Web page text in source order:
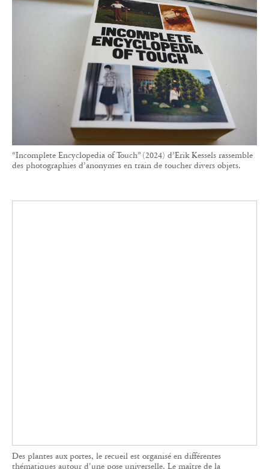
“Incomplete Encyclopedia of Touch” (2024) d’Erik Kessels rassemble
des photographies d’anonymes en train de toucher divers objets.
À l’inverse de ce type de projets exceptionnels,
destinés à un public de connaisseurs voire de